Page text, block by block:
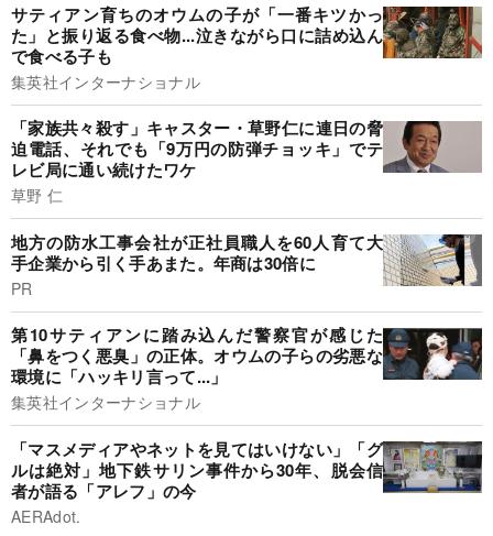
サティアン育ちのオウムの子が「一番キツかっ
た」と振り返る食べ物...泣きながら口に詰め込ん
で食べる子も
集英社インターナショナル
「家族共々殺す」キャスター・草野仁に連日の脅
迫電話、それでも「9万円の防弾チョッキ」でテ
レビ局に通い続けたワケ
草野 仁
地方の防水工事会社が正社員職人を60人育て大
手企業から引く手あまた。年商は30倍に
PR
第10サティアンに踏み込んだ警察官が感じた
「鼻をつく悪臭」の正体。オウムの子らの劣悪な
環境に「ハッキリ言って...」
集英社インターナショナル
「マスメディアやネットを見てはいけない」「グ
ルは絶対」地下鉄サリン事件から30年、脱会信
者が語る「アレフ」の今
AERAdot.